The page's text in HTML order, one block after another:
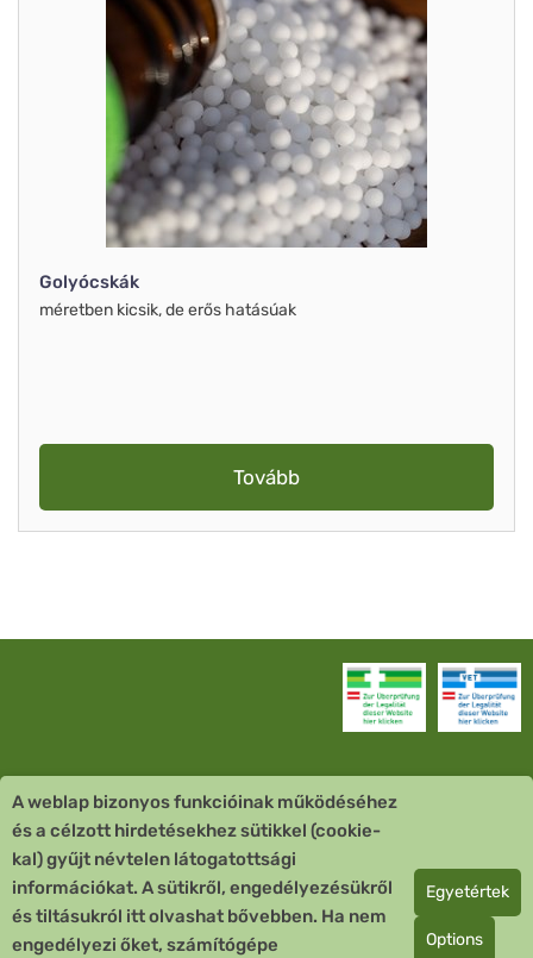
Golyócskák
méretben kicsik, de erős hatásúak
Tovább
Vevőszolgálat
Quick Links
Fizetési mód
A weblap bizonyos funkcióinak működéséhez
és a célzott hirdetésekhez sütikkel (cookie-
kal) gyűjt névtelen látogatottsági
információkat. A sütikről, engedélyezésükről
és tiltásukról itt olvashat bővebben. Ha nem
engedélyezi őket, számítógépe
Egyetértek
Options